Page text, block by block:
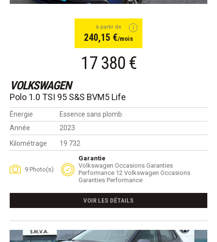
VOLKSWAGEN
Polo 1.0 TSI 95 S&S BVM5 Life
Énergie
Essence sans plomb
Année
2023
Kilométrage
19 732
9 Photo(s)
Garantie
Volkswagen Occasions Garanties
Performance 12 Volkswagen Occasions
Garanties Performance
à partir de
240,15 €/mois
17 380 €
VOIR LES DÉTAILS